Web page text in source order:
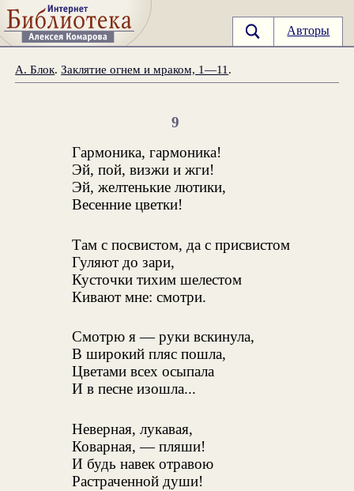
Авторы
А. Блок.Заклятие огнем и мраком, 1—11 .
9
Гармоника, гармоника!
Эй, пой, визжи и жги!
Эй, желтенькие лютики,
Весенние цветки!
Там с посвистом, да с присвистом
Гуляют до зари,
Кусточки тихим шелестом
Кивают мне: смотри.
Смотрю я — руки вскинула,
В широкий пляс пошла,
Цветами всех осыпала
И в песне изошла...
Неверная, лукавая,
Коварная, — пляши!
И будь навек отравою
Растраченной души!